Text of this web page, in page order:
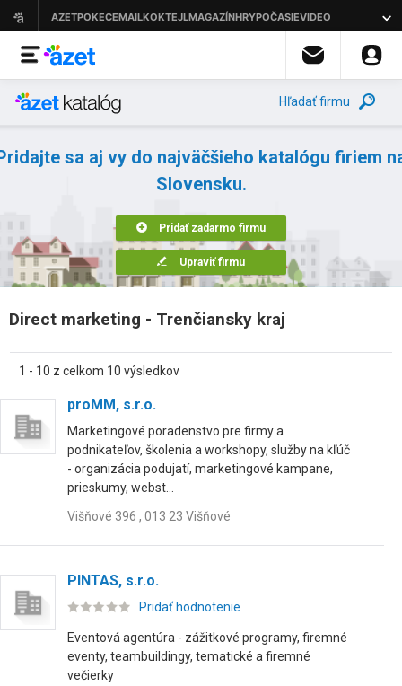
Hľadať firmu
sa aj vy do najväčšieho katalógu firiem
Slovensku.
Pridať zadarmo firmu
Upraviť firmu
Direct marketing - Trenčiansky kraj
1 - 10 z celkom 10 výsledkov
proMM, s.r.o.
Marketingové poradenstvo pre firmy a
podnikateľov, školenia a workshopy, služby na kľúč
- organizácia podujatí, marketingové kampane,
prieskumy, webst...
Višňové 396 , 013 23 Višňové
PINTAS, s.r.o.
Pridať hodnotenie
Eventová agentúra - zážitkové programy, firemné
eventy, teambuildingy, tematické a firemné
večierky